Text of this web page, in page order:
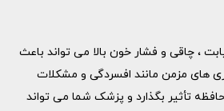
، چاقی و فشار خون بالا می تواند باعث
های مزمن مانند افسردگی و مشکلات
تأثیر بگذارد و پزشک شما می تواند